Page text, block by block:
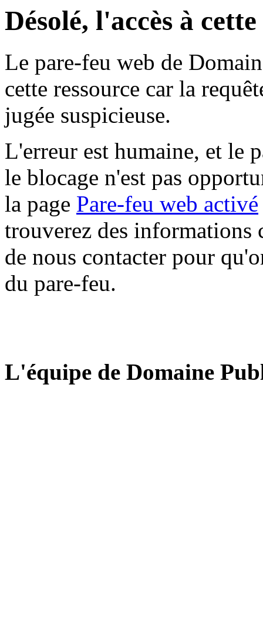
Désolé, l'accès à
Le pare-feu web de
cette ressource car la
jugée suspicieuse.
L'erreur est humaine, et le
le blocage n'est pas
la page Pare-feu web activé
trouverez des informations
de nous contacter pour
du pare-feu.
L'équipe de Domaine